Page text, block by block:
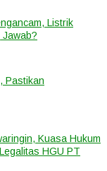
Listrik
Jawab?
Pastikan
Kuasa Hukum
HGU PT